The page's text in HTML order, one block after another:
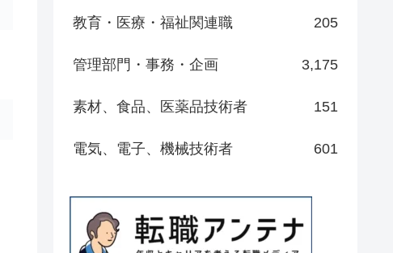
教育・医療・福祉関連職 205
管理部門・事務・企画 3,175
素材、食品、医薬品技術者 151
電気、電子、機械技術者 601